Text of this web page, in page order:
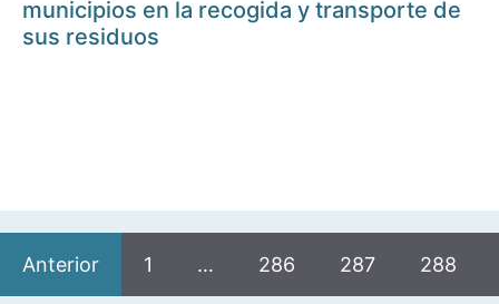
municipios en la recogida y transporte de
sus residuos
Anterior 1 … 286 287 288